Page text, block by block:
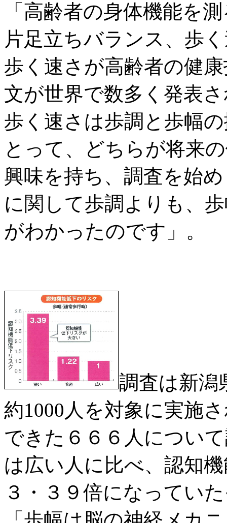
「高齢者の身体機能を
片足立ちバランス、歩
歩く速さが高齢者の健
文が世界で数多く発表
歩く速さは歩調と歩幅
とって、どちらが将来
興味を持ち、調査を始
に関して歩調よりも、
がわかったのです」。
調査は新潟
約1000人を対象に実施
できた６６６人につい
は広い人に比べ、認知
３・３９倍になってい